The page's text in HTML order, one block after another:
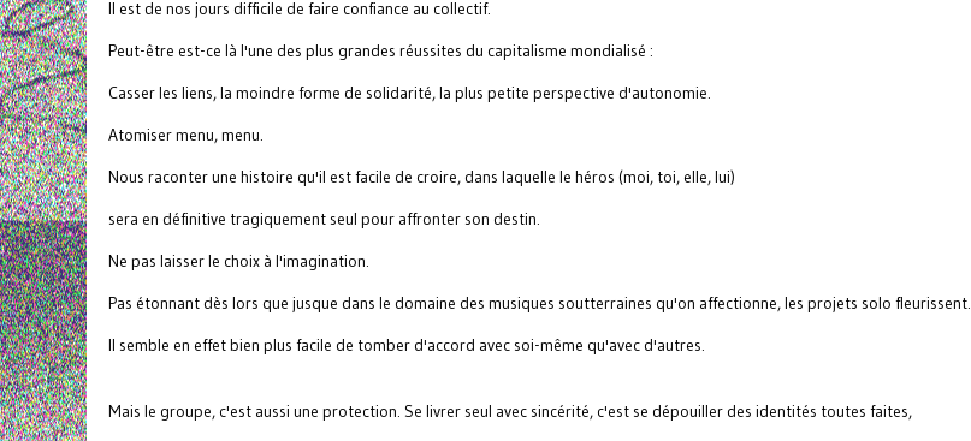
Il est de nos jours difficile de faire confiance au collectif.
Peut-être est-ce là l'une des plus grandes réussites du capitalisme mondialisé :
Casser les liens, la moindre forme de solidarité, la plus petite perspective d'autonomie.
Atomiser menu, menu.
Nous raconter une histoire qu'il est facile de croire, dans laquelle le héros (moi, toi, elle, lui)
sera en définitive tragiquement seul pour affronter son destin.
Ne pas laisser le choix à l'imagination.
Pas étonnant dès lors que jusque dans le domaine des musiques soutterraines qu'on affectionne, les projets solo fleurissent.
Il semble en effet bien plus facile de tomber d'accord avec soi-même qu'avec d'autres.
Mais le groupe, c'est aussi une protection. Se livrer seul avec sincérité, c'est se dépouiller des identités toutes faites,